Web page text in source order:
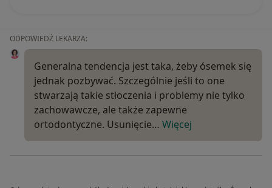
ODPOWIEDŹ LEKARZA:
Generalna tendencja jest taka, żeby ósemek się
jednak pozbywać. Szczególnie jeśli to one
stwarzają takie stłoczenia i problemy nie tylko
zachowawcze, ale także zapewne
ortodontyczne. Usunięcie… Więcej